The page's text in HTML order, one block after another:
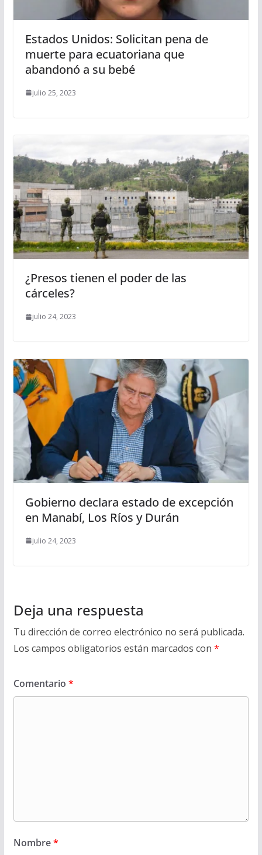
Estados Unidos: Solicitan pena de
muerte para ecuatoriana que
abandonó a su bebé
julio 25, 2023
¿Presos tienen el poder de las
cárceles?
julio 24, 2023
Gobierno declara estado de excepción
en Manabí, Los Ríos y Durán
julio 24, 2023
Deja una respuesta
Tu dirección de correo electrónico no será publicada.
Los campos obligatorios están marcados con *
Comentario *
Nombre*